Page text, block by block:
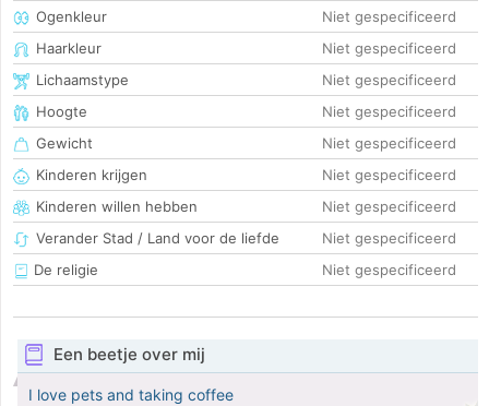
Ogenkleur
Niet gespecificeerd
Haarkleur
Niet gespecificeerd
Lichaamstype
Niet gespecificeerd
Hoogte
Niet gespecificeerd
Gewicht
Niet gespecificeerd
Kinderen krijgen
Niet gespecificeerd
Kinderen willen hebben
Niet gespecificeerd
Verander Stad / Land voor de liefde
Niet gespecificeerd
De religie
Niet gespecificeerd
Een beetje over mij
I love pets and taking coffee